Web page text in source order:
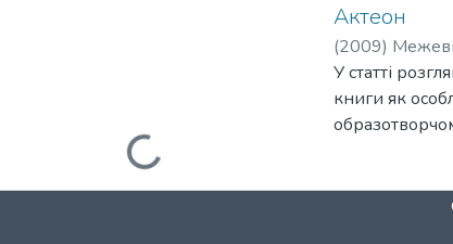
Loading...
Актеон
(2009)
У статті
книги як
Г. С.